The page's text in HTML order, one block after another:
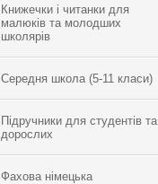
Книжечки і читанки для
малюків та молодших
школярів
Середня школа (5-11 класи)
Підручники для студентів та
дорослих
Фахова німецька